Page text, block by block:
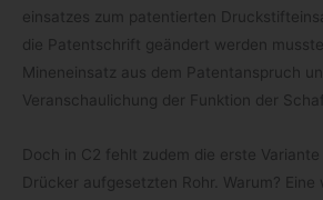
ein­sat­zes zum paten­tier­ten
die Patent­schrift geän­dert wer­den
Minen­ein­satz aus dem Patent­an­spruch
Ver­an­schau­li­chung der Funk­tion der
Doch in C2 fehlt zudem die erste
Drü­cker auf­ge­setz­ten Rohr. Warum?